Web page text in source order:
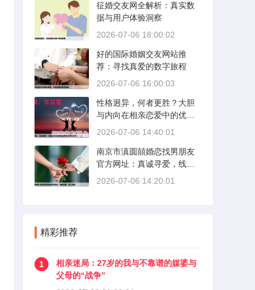
征婚交友网全解析：真实数
据与用户体验洞察
2026-07-06 18:00:02
好的国际婚姻交友网站推
荐：寻找真爱的数字旅程
2026-07-06 16:00:03
性格迥异，何者更胜？大胆
与内向在相亲恋爱中的优势
分析
2026-07-06 14:40:01
南京市滇圆囍婚恋找男朋友
官方网址：真诚寻爱，线上
启航
2026-07-06 14:20:01
精彩推荐
1
相亲迷局：27岁的我与不靠谱的媒婆与
父母的“战争”